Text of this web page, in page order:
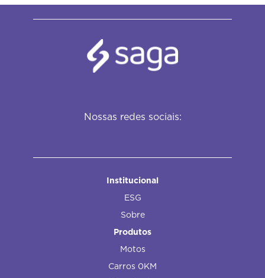
Nossas redes sociais:
Institucional
ESG
Sobre
Produtos
Motos
Carros 0KM